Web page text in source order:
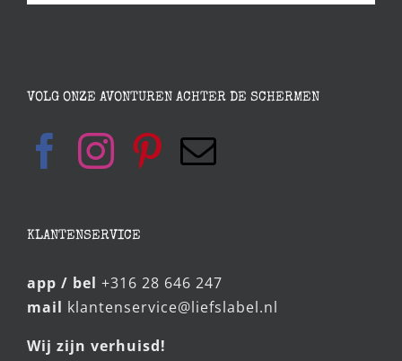
VOLG ONZE AVONTUREN ACHTER DE SCHERMEN
KLANTENSERVICE
app / bel +316 28 646 247
mail klantenservice@liefslabel.nl
Wij zijn verhuisd!